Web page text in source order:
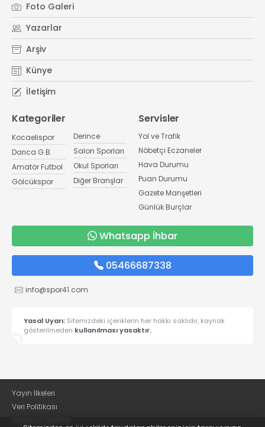
Foto Galeri
Yazarlar
Arşiv
Künye
İletişim
Kategoriler
Kocaelispor
Darıca G.B.
Amatör Futbol
Gölcükspor
Derince
Salon Sporları
Okul Sporları
Diğer Branşlar
Servisler
Yol ve Trafik
Nöbetçi Eczaneler
Hava Durumu
Puan Durumu
Gazete Manşetleri
Günlük Burçlar
Whatsapp İhbar
05466687338
info@spor41.com
Yasal Uyarı: Sitemizdeki içeriklerin her hakkı saklıdır, kaynak
gösterilmeden kullanılması yasaktır.
Yayın İlkeleri
Veri Politikası